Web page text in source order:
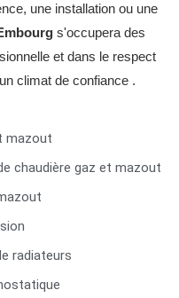
une installation ou une
s'occupera des
et dans le respect
climat de confiance .
mazout
chaudière gaz et mazout
radiateurs